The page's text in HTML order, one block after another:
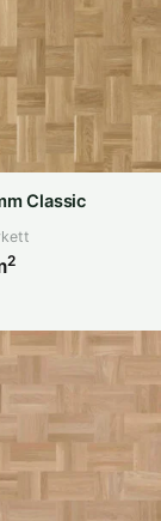
Classic
2